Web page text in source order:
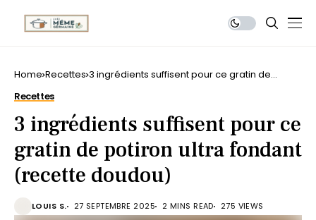
Home Recettes 3 ingrédients suffisent pour ce gratin de
Recettes
3 ingrédients suffisent pour ce
gratin de potiron ultra fondant
(recette doudou)
LOUIS S. 27 SEPTEMBRE 2025 2 MINS READ 275 VIEWS